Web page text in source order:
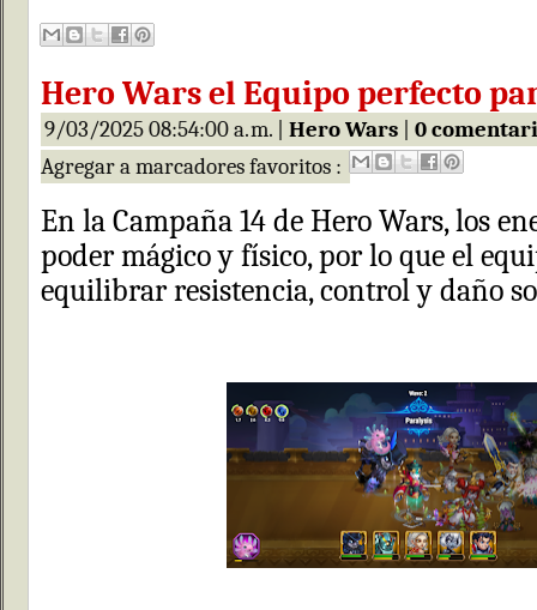
Hero Wars el Equipo perfecto
9/03/2025 08:54:00 a. m. | Hero Wars
0
Agregar a marcadores favoritos :
En la Campaña 14 de Hero Wars, los
poder mágico y físico, por lo que el
equilibrar resistencia, control y daño